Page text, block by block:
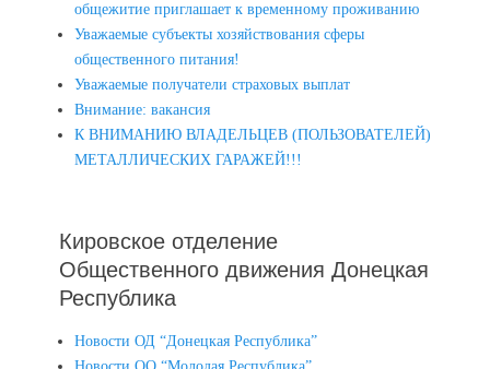
общежитие приглашает к временному проживанию
Уважаемые субъекты хозяйствования сферы
общественного питания!
Уважаемые получатели страховых выплат
Внимание: вакансия
К ВНИМАНИЮ ВЛАДЕЛЬЦЕВ (ПОЛЬЗОВАТЕЛЕЙ)
МЕТАЛЛИЧЕСКИХ ГАРАЖЕЙ!!!
Кировское отделение
Общественного движения Донецкая
Республика
Новости ОД “Донецкая Республика”